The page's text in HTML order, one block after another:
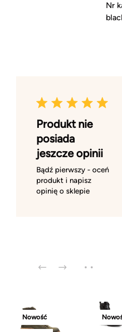
Nr
Produkt nie
posiada
jeszcze opinii
Bądź pierwszy - oceń
produkt i napisz
opinię o sklepie
Nowość